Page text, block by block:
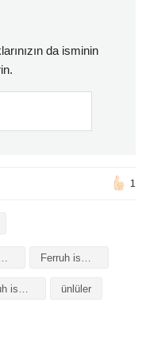
da isminin
1
Ferruh isminin numerolojisi ünlüler